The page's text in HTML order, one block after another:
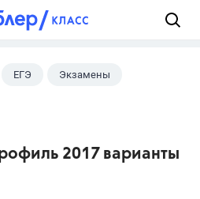
ЕГЭ Экзамены
2017 варианты